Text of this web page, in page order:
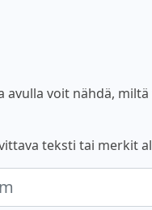
avulla voit nähdä,
teksti tai merkit